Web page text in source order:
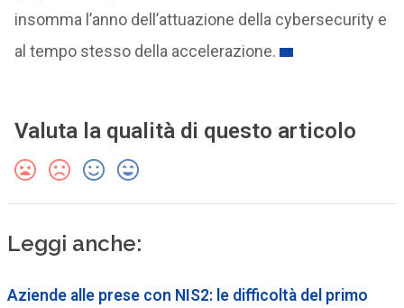
insomma l’anno dell’attuazione della cybersecurity e
al tempo stesso della accelerazione.
Valuta la qualità di questo articolo
Leggi anche:
Aziende alle prese con NIS2: le difficoltà del primo